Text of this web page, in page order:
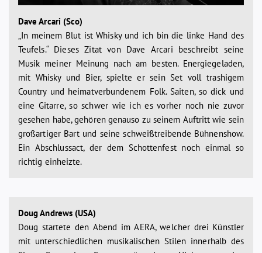
Dave Arcari (Sco)
„In meinem Blut ist Whisky und ich bin die linke Hand des
Teufels.“ Dieses Zitat von Dave Arcari beschreibt seine
Musik meiner Meinung nach am besten. Energiegeladen,
mit Whisky und Bier, spielte er sein Set voll trashigem
Country und heimatverbundenem Folk. Saiten, so dick und
eine Gitarre, so schwer wie ich es vorher noch nie zuvor
gesehen habe, gehören genauso zu seinem Auftritt wie sein
großartiger Bart und seine schweißtreibende Bühnenshow.
Ein Abschlussact, der dem Schottenfest noch einmal so
richtig einheizte.
Doug Andrews (USA)
Doug startete den Abend im AERA, welcher drei Künstler
mit unterschiedlichen musikalischen Stilen innerhalb des